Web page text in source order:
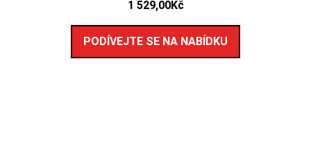
1 529,00Kč
PODÍVEJTE SE NA NABÍDKU